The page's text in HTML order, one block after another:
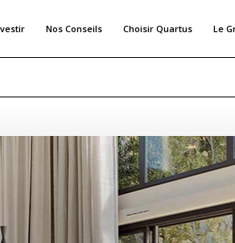
Nos Conseils Choisir Quartus Le